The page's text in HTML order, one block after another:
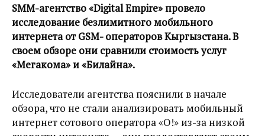
SMM-агентство «Digital Empire» провело
исследование безлимитного мобильного
интернета от GSM- операторов Кыргызстана. В
своем обзоре они сравнили стоимость услуг
«Мегакома» и «Билайна».
Исследователи агентства пояснили в начале
обзора, что не стали анализировать мобильный
интернет сотового оператора «О!» из-за низкой